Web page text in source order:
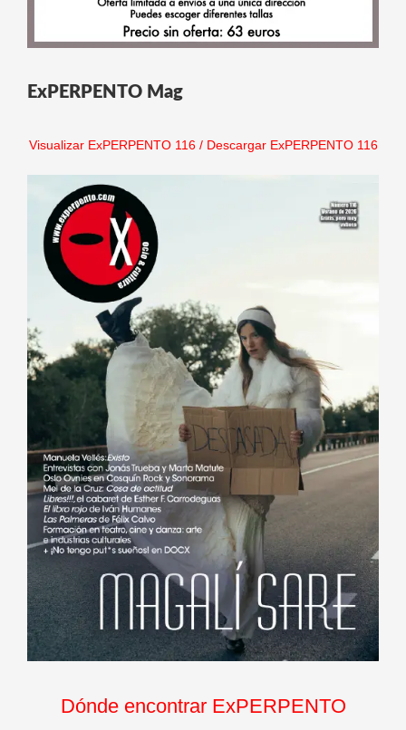
ExPERPENTO Mag
Visualizar ExPERPENTO 116/ Descargar ExPERPENTO 116
Dónde encontrar ExPERPENTO